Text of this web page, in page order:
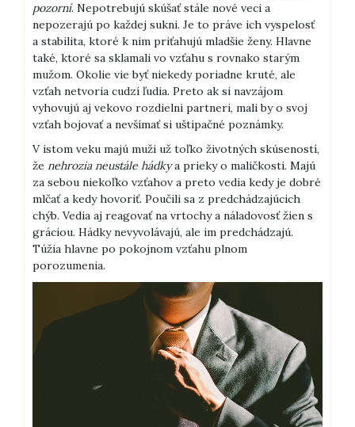
pozorní. Nepotrebujú skúšať stále nové veci a
nepozerajú po každej sukni. Je to práve ich vyspelosť
a stabilita, ktoré k nim priťahujú mladšie ženy. Hlavne
také, ktoré sa sklamali vo vzťahu s rovnako starým
mužom. Okolie vie byť niekedy poriadne kruté, ale
vzťah netvoria cudzí ľudia. Preto ak si navzájom
vyhovujú aj vekovo rozdielni partneri, mali by o svoj
vzťah bojovať a nevšímať si uštipačné poznámky.
V istom veku majú muži už toľko životných skúseností,
že nehrozia neustále hádkya prieky o maličkosti. Majú
za sebou niekoľko vzťahov a preto vedia kedy je dobré
mlčať a kedy hovoriť. Poučili sa z predchádzajúcich
chýb. Vedia aj reagovať na vrtochy a náladovosť žien s
gráciou. Hádky nevyvolávajú, ale im predchádzajú.
Túžia hlavne po pokojnom vzťahu plnom
porozumenia.